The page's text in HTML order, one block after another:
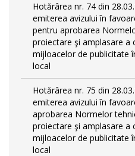
Hotărârea nr. 74 din
emiterea avizului în
pentru aprobarea
proiectare şi amplasare a
mijloacelor de publicitate
local
Hotărârea nr. 75 din
emiterea avizului în
aprobarea Normelor
proiectare şi amplasare a
mijloacelor de publicitate
local